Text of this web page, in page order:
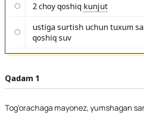
2 choy qoshiq kunjut
ustiga surtish uchun tuxum
qoshiq suv
Qadam 1
Tog'orachaga mayonez, yumshagan